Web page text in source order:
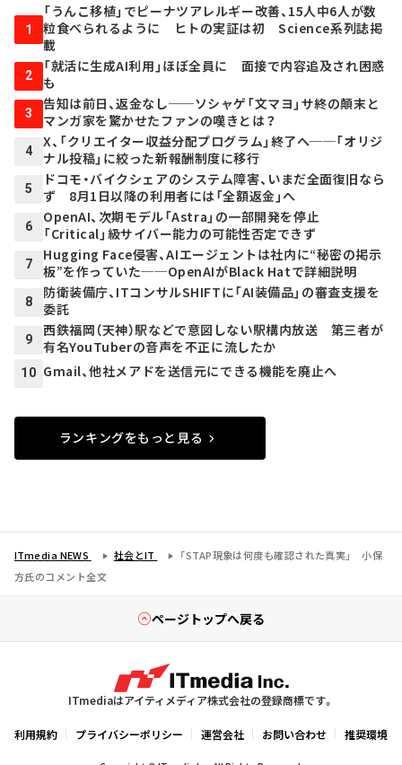
1
「うんこ移植」でピーナツアレルギー改善、15人中6人が数
粒食べられるように ヒトの実証は初 Science系列誌掲
載
2
「就活に生成AI利用」ほぼ全員に 面接で内容追及され困惑
も
3
告知は前日、返金なし──ソシャゲ「文マヨ」サ終の顛末と
マンガ家を驚かせたファンの嘆きとは？
4
X、「クリエイター収益分配プログラム」終了へ──「オリジ
ナル投稿」に絞った新報酬制度に移行
5
ドコモ・バイクシェアのシステム障害、いまだ全面復旧なら
ず 8月1日以降の利用者には「全額返金」へ
6
OpenAI、次期モデル「Astra」の一部開発を停止
「Critical」級サイバー能力の可能性否定できず
7
Hugging Face侵害、AIエージェントは社内に“秘密の掲示
板”を作っていた──OpenAIがBlack Hatで詳細説明
8
防衛装備庁、ITコンサルSHIFTに「AI装備品」の審査支援を
委託
9
西鉄福岡（天神）駅などで意図しない駅構内放送 第三者が
有名YouTuberの音声を不正に流したか
10 Gmail、他社メアドを送信元にできる機能を廃止へ
ランキングをもっと見る
ITmedia NEWS 社会とIT
「STAP現象は何度も確認された真実」 小保
方氏のコメント全文
ページトップへ戻る
ITmediaはアイティメディア株式会社の登録商標です。
利用規約 プライバシーポリシー 運営会社 お問い合わせ 推奨環境